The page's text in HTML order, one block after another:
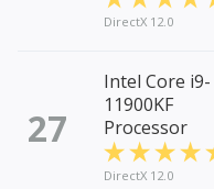
DirectX 12.0
27
Intel Core i9-
11900KF
Processor
DirectX 12.0